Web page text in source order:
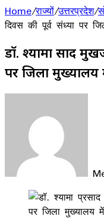
Home/राज्यों/उत्तरप्रदेश/
दिवस की पूर्व संध्या पर
डॉ. श्यामा प्रसाद
पर जिला
Facebook
LinkedIn
WhatsApp
Telegram